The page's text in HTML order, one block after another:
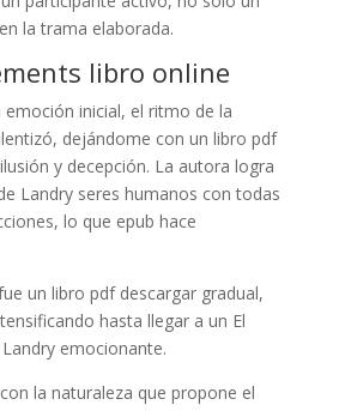
la trama elaborada.
libro online​
emoción inicial, el ritmo de la
dejándome con un libro pdf
y decepción. La autora logra
Landry seres humanos con todas
lo que epub hace
un libro pdf descargar gradual,
hasta llegar a un El
emocionante.
la naturaleza que propone el